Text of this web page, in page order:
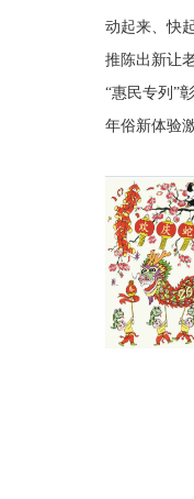
动起来、快
推陈出新让
“惠民专列”
年俗新体验